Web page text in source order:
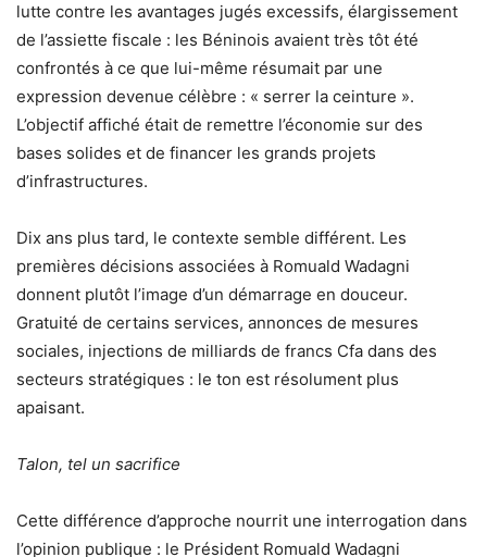
lutte contre les avantages jugés excessifs, élargissement
de l’assiette fiscale : les Béninois avaient très tôt été
confrontés à ce que lui-même résumait par une
expression devenue célèbre : « serrer la ceinture ».
L’objectif affiché était de remettre l’économie sur des
bases solides et de financer les grands projets
d’infrastructures.
Dix ans plus tard, le contexte semble différent. Les
premières décisions associées à Romuald Wadagni
donnent plutôt l’image d’un démarrage en douceur.
Gratuité de certains services, annonces de mesures
sociales, injections de milliards de francs Cfa dans des
secteurs stratégiques : le ton est résolument plus
apaisant.
Talon, tel un sacrifice
Cette différence d’approche nourrit une interrogation dans
l’opinion publique : le Président Romuald Wadagni